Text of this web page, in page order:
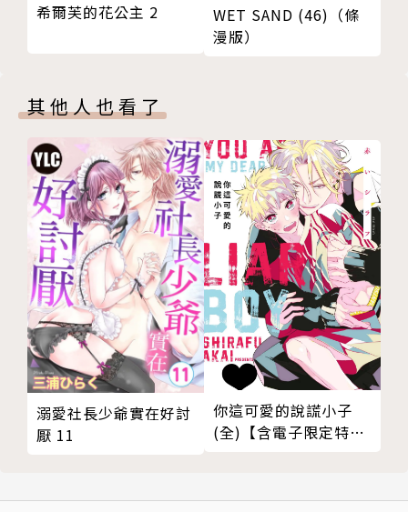
希爾芙的花公主 2
WET SAND (46)（條
漫版）
其他人也看了
溺愛社長少爺實在好討
厭 11
你這可愛的說謊小子
(全)【含電子限定特